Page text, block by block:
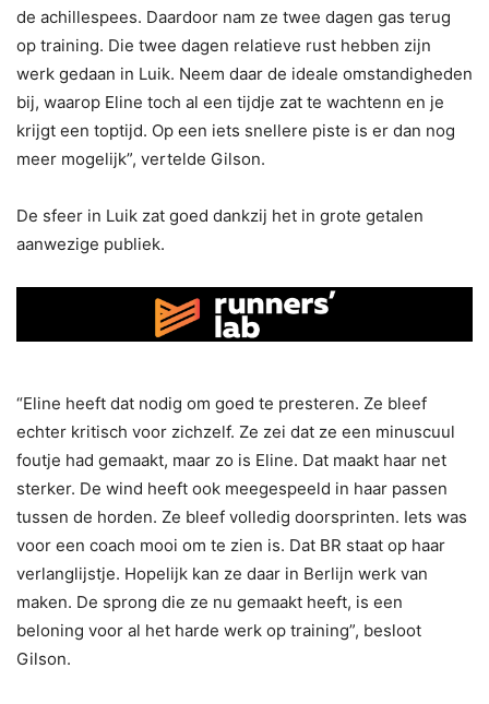
de achillespees. Daardoor nam ze twee dagen gas terug
op training. Die twee dagen relatieve rust hebben zijn
werk gedaan in Luik. Neem daar de ideale omstandigheden
bij, waarop Eline toch al een tijdje zat te wachtenn en je
krijgt een toptijd. Op een iets snellere piste is er dan nog
meer mogelijk”, vertelde Gilson.
De sfeer in Luik zat goed dankzij het in grote getalen
aanwezige publiek.
“Eline heeft dat nodig om goed te presteren. Ze bleef
echter kritisch voor zichzelf. Ze zei dat ze een minuscuul
foutje had gemaakt, maar zo is Eline. Dat maakt haar net
sterker. De wind heeft ook meegespeeld in haar passen
tussen de horden. Ze bleef volledig doorsprinten. Iets was
voor een coach mooi om te zien is. Dat BR staat op haar
verlanglijstje. Hopelijk kan ze daar in Berlijn werk van
maken. De sprong die ze nu gemaakt heeft, is een
beloning voor al het harde werk op training”, besloot
Gilson.